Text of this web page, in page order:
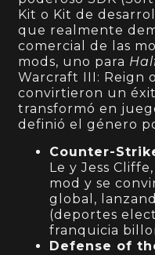
Kit o Kit de
que realmente
comercial de las
mods, uno para
Warcraft III: Reign
convirtieron un
transformó en
definió el género
Counter-
Le y Jess
mod y se
global,
(deportes
franquicia
Defense of